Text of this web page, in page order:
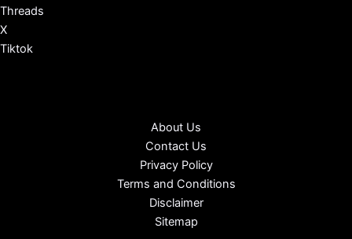
Threads
X
Tiktok
About Us
Contact Us
Privacy Policy
Terms and Conditions
Disclaimer
Sitemap